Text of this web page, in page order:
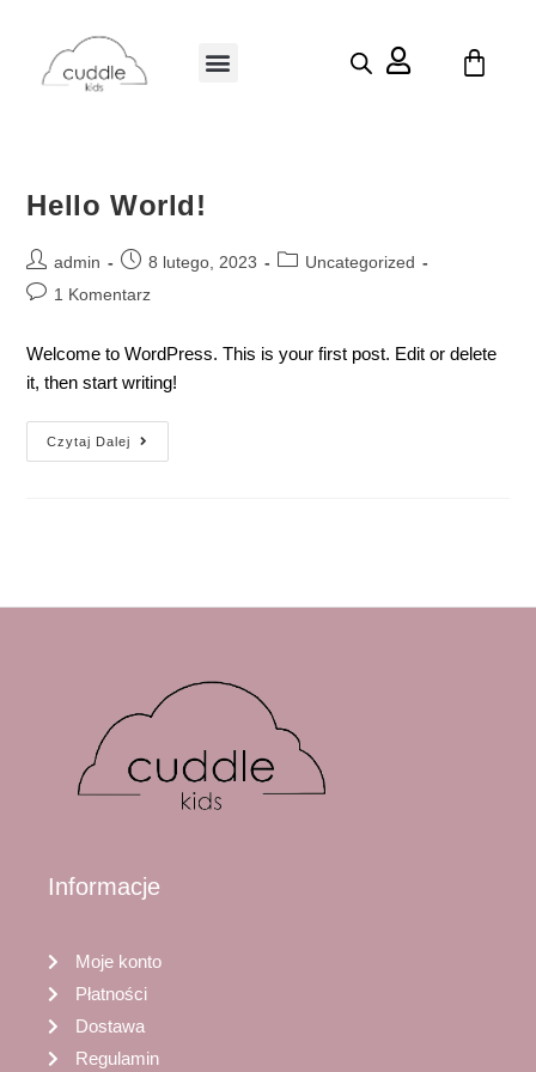
Hello World!
admin 8 lutego, 2023
Uncategorized
1 Komentarz
Welcome to WordPress. This is your first post. Edit or delete
it, then start writing!
Czytaj Dalej
Informacje
Moje konto
Płatności
Dostawa
Regulamin